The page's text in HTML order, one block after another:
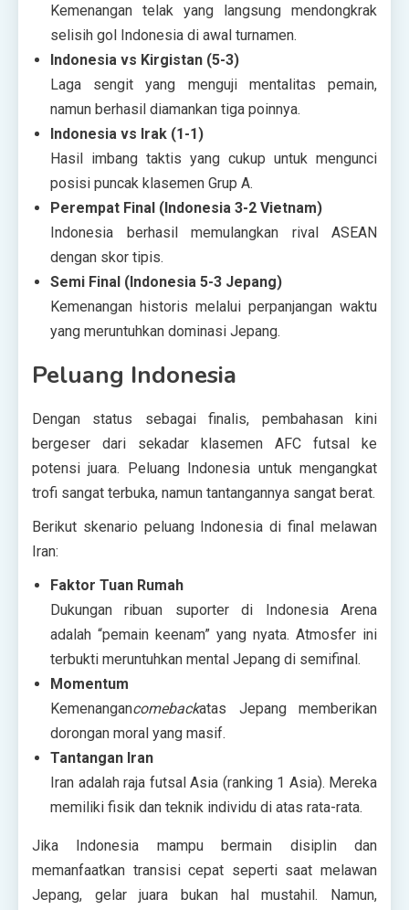
Kemenangan telak yang langsung mendongkrak
selisih gol Indonesia di awal turnamen.
Indonesia vs Kirgistan (5-3)
Laga sengit yang menguji mentalitas pemain,
namun berhasil diamankan tiga poinnya.
Indonesia vs Irak (1-1)
Hasil imbang taktis yang cukup untuk mengunci
posisi puncak klasemen Grup A.
Perempat Final (Indonesia 3-2 Vietnam)
Indonesia berhasil memulangkan rival ASEAN
dengan skor tipis.
Semi Final (Indonesia 5-3 Jepang)
Kemenangan historis melalui perpanjangan waktu
yang meruntuhkan dominasi Jepang.
Peluang Indonesia
Dengan status sebagai finalis, pembahasan kini
bergeser dari sekadar klasemen AFC futsal ke
potensi juara. Peluang Indonesia untuk mengangkat
trofi sangat terbuka, namun tantangannya sangat berat.
Berikut skenario peluang Indonesia di final melawan
Iran:
Faktor Tuan Rumah
Dukungan ribuan suporter di Indonesia Arena
adalah “pemain keenam” yang nyata. Atmosfer ini
terbukti meruntuhkan mental Jepang di semifinal.
Momentum
Kemenangancomebackatas Jepang memberikan
dorongan moral yang masif.
Tantangan Iran
Iran adalah raja futsal Asia (ranking 1 Asia). Mereka
memiliki fisik dan teknik individu di atas rata-rata.
Jika Indonesia mampu bermain disiplin dan
memanfaatkan transisi cepat seperti saat melawan
Jepang, gelar juara bukan hal mustahil. Namun,